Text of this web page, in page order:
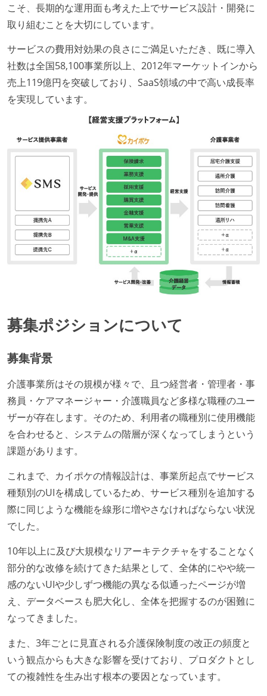
こそ、長期的な運用面も考えた上でサービス設計・開発に
取り組むことを大切にしています。
サービスの費用対効果の良さにご満足いただき、既に導入
社数は全国58,100事業所以上、2012年マーケットインから
売上119億円を突破しており、SaaS領域の中で高い成長率
を実現しています。
募集ポジションについて
募集背景
介護事業所はその規模が様々で、且つ経営者・管理者・事
務員・ケアマネージャー・介護職員など多様な職種のユー
ザーが存在します。そのため、利用者の職種別に使用機能
を合わせると、システムの階層が深くなってしまうという
課題があります。
これまで、カイポケの情報設計は、事業所起点でサービス
種類別のUIを構成しているため、サービス種別を追加する
際に同じような機能を線形に増やさなければならない状況
でした。
10年以上に及び大規模なリアーキテクチャをすることなく
部分的な改修を続けてきた結果として、全体的にやや統一
感のないUIや少しずつ機能の異なる似通ったページが増
え、データベースも肥大化し、全体を把握するのが困難に
なってきました。
また、3年ごとに見直される介護保険制度の改正の頻度と
いう観点からも大きな影響を受けており、プロダクトとし
ての複雑性を生み出す根本の要因となっています。